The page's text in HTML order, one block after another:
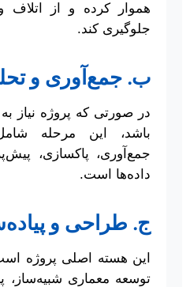
هموار کرده و از
جلوگیری کند.
ب. جمع‌آوری و
در صورتی که پروژه نیاز
باشد، این مرحله
جمع‌آوری، پاکسازی،
داده‌ها است.
ج. طراحی و
این هسته اصلی پروژه
توسعه معماری شبیه‌ساز،